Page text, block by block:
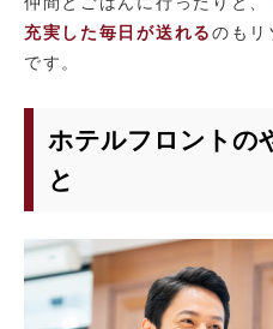
充実した毎日が送れるのもリ
です。
ホテルフロントの
と